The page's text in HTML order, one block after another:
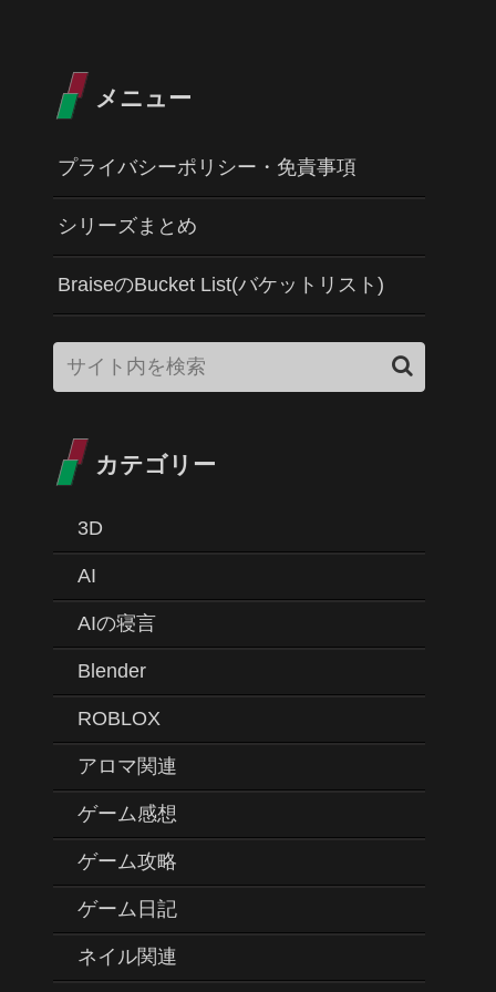
メニュー
プライバシーポリシー・免責事項
シリーズまとめ
BraiseのBucket List(バケットリスト)
カテゴリー
3D
AI
AIの寝言
Blender
ROBLOX
アロマ関連
ゲーム感想
ゲーム攻略
ゲーム日記
ネイル関連